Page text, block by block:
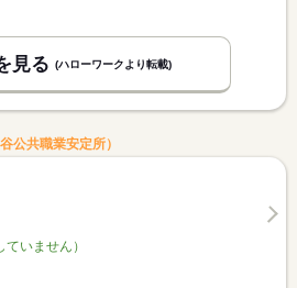
見る (ハローワークより転載)
公共職業安定所）
いません）